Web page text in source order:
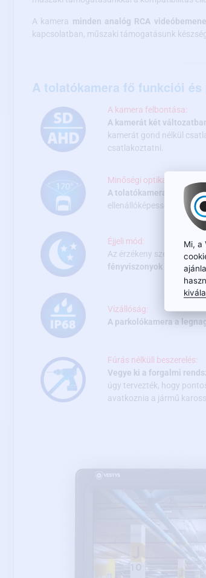
A kamera minden analóg RCA
kapcsolatban, műszaki támogatásunk
A tolatókamera fő funkciói és
A kamera felbontása:
A kamerát két
kamerát gond nélkül
csatlakoztatni.
Minőségi optika és
A tolatókamera
külső és
ellenállóképességet
Éjjeli mód:
Az érzékeny szenzor, a
fényviszonyok között is
Vízállóság:
A parkolókamera a
Fúrás nélküli beszerelés:
Vegye ki a forgalmi
úgy tervezték, hogy
avatkoznia a jármű
Mi, a